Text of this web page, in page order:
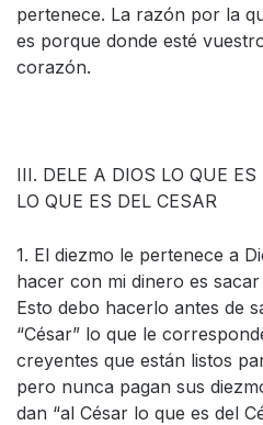
pertenece. La razón por la
es porque donde esté
corazón.
III. DELE A DIOS LO QUE
LO QUE ES DEL CESAR
1. El diezmo le pertenece a
hacer con mi dinero es
Esto debo hacerlo antes de
“César” lo que le
creyentes que están listos
pero nunca pagan sus
dan “al César lo que es del